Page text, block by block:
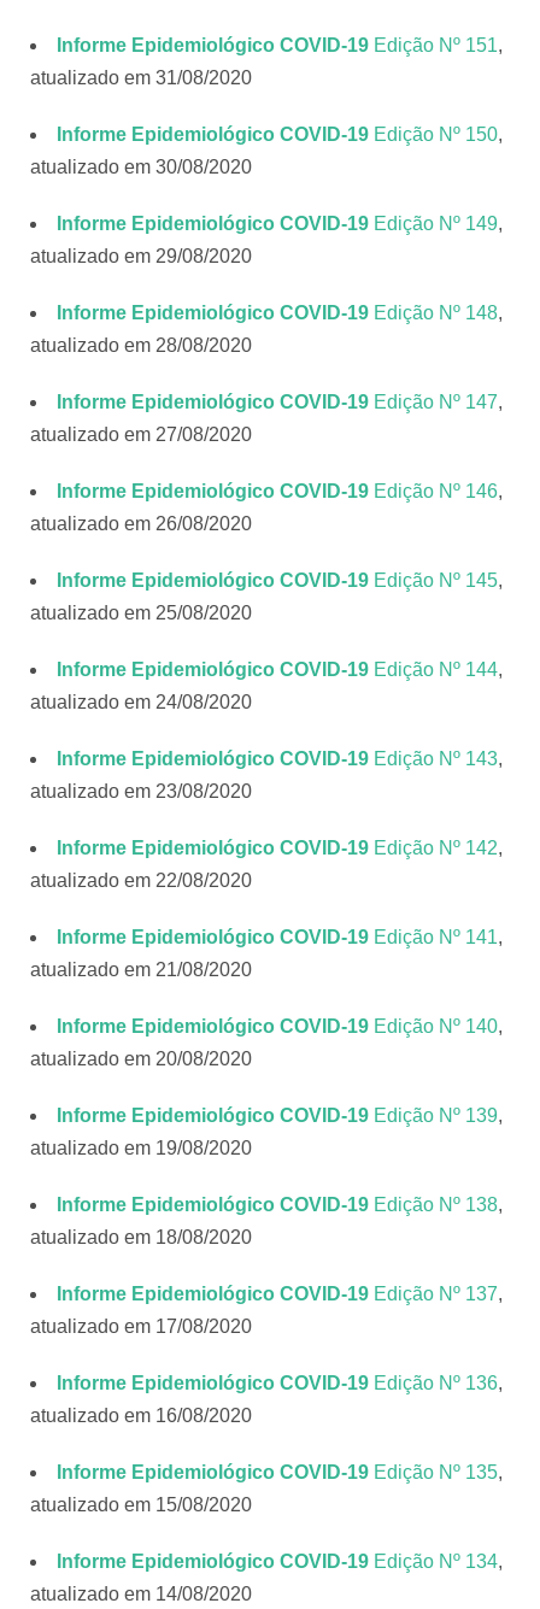
Informe Epidemiológico COVID-19 Edição Nº 151,
atualizado em 31/08/2020
Informe Epidemiológico COVID-19 Edição Nº 150,
atualizado em 30/08/2020
Informe Epidemiológico COVID-19 Edição Nº 149,
atualizado em 29/08/2020
Informe Epidemiológico COVID-19 Edição Nº 148,
atualizado em 28/08/2020
Informe Epidemiológico COVID-19 Edição Nº 147,
atualizado em 27/08/2020
Informe Epidemiológico COVID-19 Edição Nº 146,
atualizado em 26/08/2020
Informe Epidemiológico COVID-19 Edição Nº 145,
atualizado em 25/08/2020
Informe Epidemiológico COVID-19 Edição Nº 144,
atualizado em 24/08/2020
Informe Epidemiológico COVID-19 Edição Nº 143,
atualizado em 23/08/2020
Informe Epidemiológico COVID-19 Edição Nº 142,
atualizado em 22/08/2020
Informe Epidemiológico COVID-19 Edição Nº 141,
atualizado em 21/08/2020
Informe Epidemiológico COVID-19 Edição Nº 140,
atualizado em 20/08/2020
Informe Epidemiológico COVID-19 Edição Nº 139,
atualizado em 19/08/2020
Informe Epidemiológico COVID-19 Edição Nº 138,
atualizado em 18/08/2020
Informe Epidemiológico COVID-19 Edição Nº 137,
atualizado em 17/08/2020
Informe Epidemiológico COVID-19 Edição Nº 136,
atualizado em 16/08/2020
Informe Epidemiológico COVID-19 Edição Nº 135,
atualizado em 15/08/2020
Informe Epidemiológico COVID-19 Edição Nº 134,
atualizado em 14/08/2020